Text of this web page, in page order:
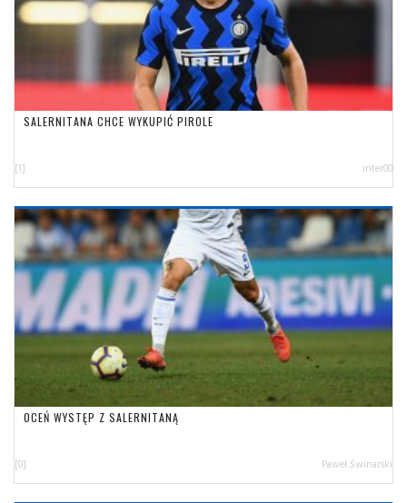
SALERNITANA CHCE WYKUPIĆ PIROLE
[1] inter00
OCEŃ WYSTĘP Z SALERNITANĄ
[0] Paweł Świnarski